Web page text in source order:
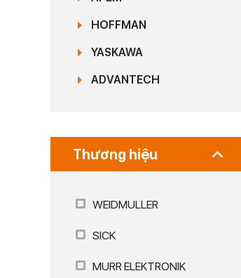
HOFFMAN
YASKAWA
ADVANTECH
Thương hiệu
WEIDMULLER
SICK
MURR ELEKTRONIK